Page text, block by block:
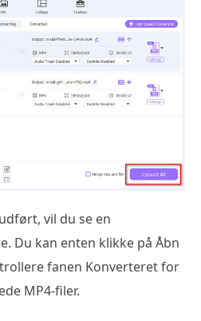
vil du se en
Du kan enten klikke på Åbn
fanen Konverteret for
MP4-filer.